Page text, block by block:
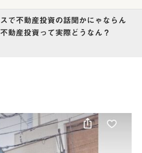
で不動産投資の話聞かにゃならん
動産投資って実際どうなん？